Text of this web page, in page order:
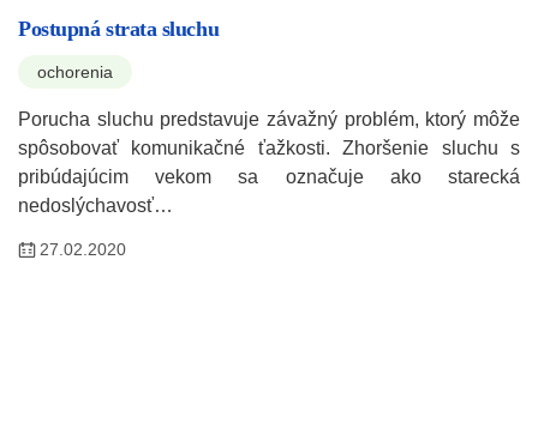
Postupná strata sluchu
ochorenia
Porucha sluchu predstavuje závažný problém, ktorý môže
spôsobovať komunikačné ťažkosti. Zhoršenie sluchu s
pribúdajúcim vekom sa označuje ako starecká
nedoslýchavosť…
27.02.2020